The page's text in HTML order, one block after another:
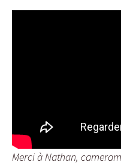
Merci à Nathan,